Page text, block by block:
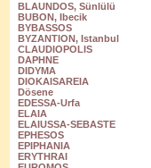
BLAUNDOS, Sünlülü
BUBON, Ibecik
BYBASSOS
BYZANTION, Istanbul
CLAUDIOPOLIS
DAPHNE
DIDYMA
DIOKAISAREIA
Dösene
EDESSA-Urfa
ELAIA
ELAIUSSA-SEBASTE
EPHESOS
EPIPHANIA
ERYTHRAI